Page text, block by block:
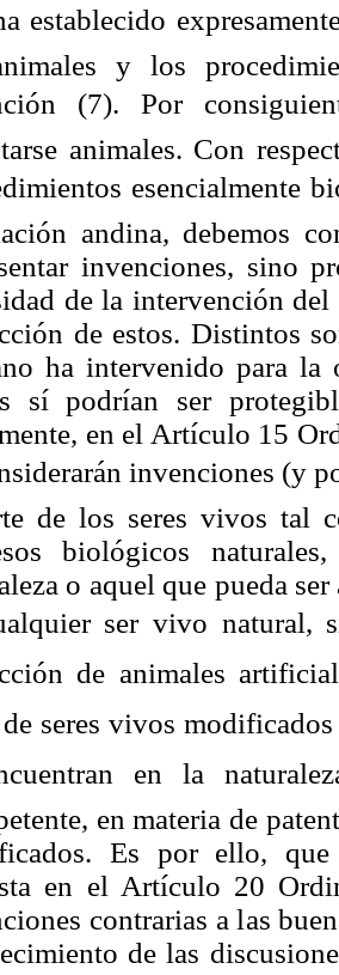
establecido
y los
(7). Por
animales. Con
esencialmente
andina, debemos
invenciones, sino
de la intervención
de estos. Distintos
ha intervenido para la
sí podrían ser
en el Artículo 15
invenciones (y
de los seres vivos tal
biológicos
o aquel que pueda
ser vivo
de animales
seres vivos
en la
en materia de
Es por ello,
en el Artículo 20
contrarias a las
de las